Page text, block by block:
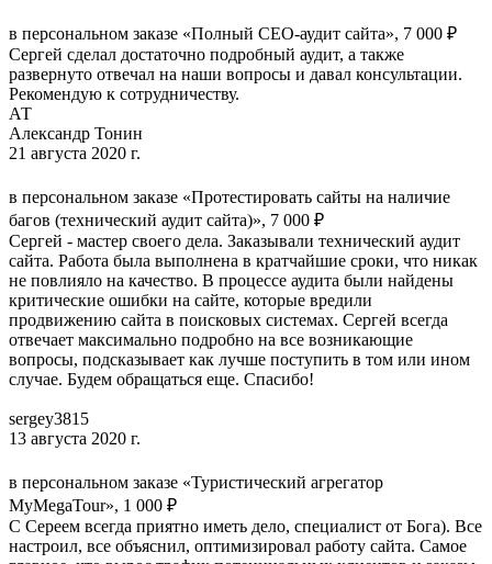
в персональном заказе «Полный СЕО-аудит сайта», 7 000 ₽
Сергей сделал достаточно подробный аудит, а также
развернуто отвечал на наши вопросы и давал консультации.
Рекомендую к сотрудничеству.
АТ
Александр Тонин
21 августа 2020 г.
в персональном заказе «Протестировать сайты на наличие
багов (технический аудит сайта)», 7 000 ₽
Сергей - мастер своего дела. Заказывали технический аудит
сайта. Работа была выполнена в кратчайшие сроки, что никак
не повлияло на качество. В процессе аудита были найдены
критические ошибки на сайте, которые вредили
продвижению сайта в поисковых системах. Сергей всегда
отвечает максимально подробно на все возникающие
вопросы, подсказывает как лучше поступить в том или ином
случае. Будем обращаться еще. Спасибо!
sergey3815
13 августа 2020 г.
в персональном заказе «Туристический агрегатор
MyMegaTour», 1 000 ₽
С Сереем всегда приятно иметь дело, специалист от Бога). Все
настроил, все объяснил, оптимизировал работу сайта. Самое